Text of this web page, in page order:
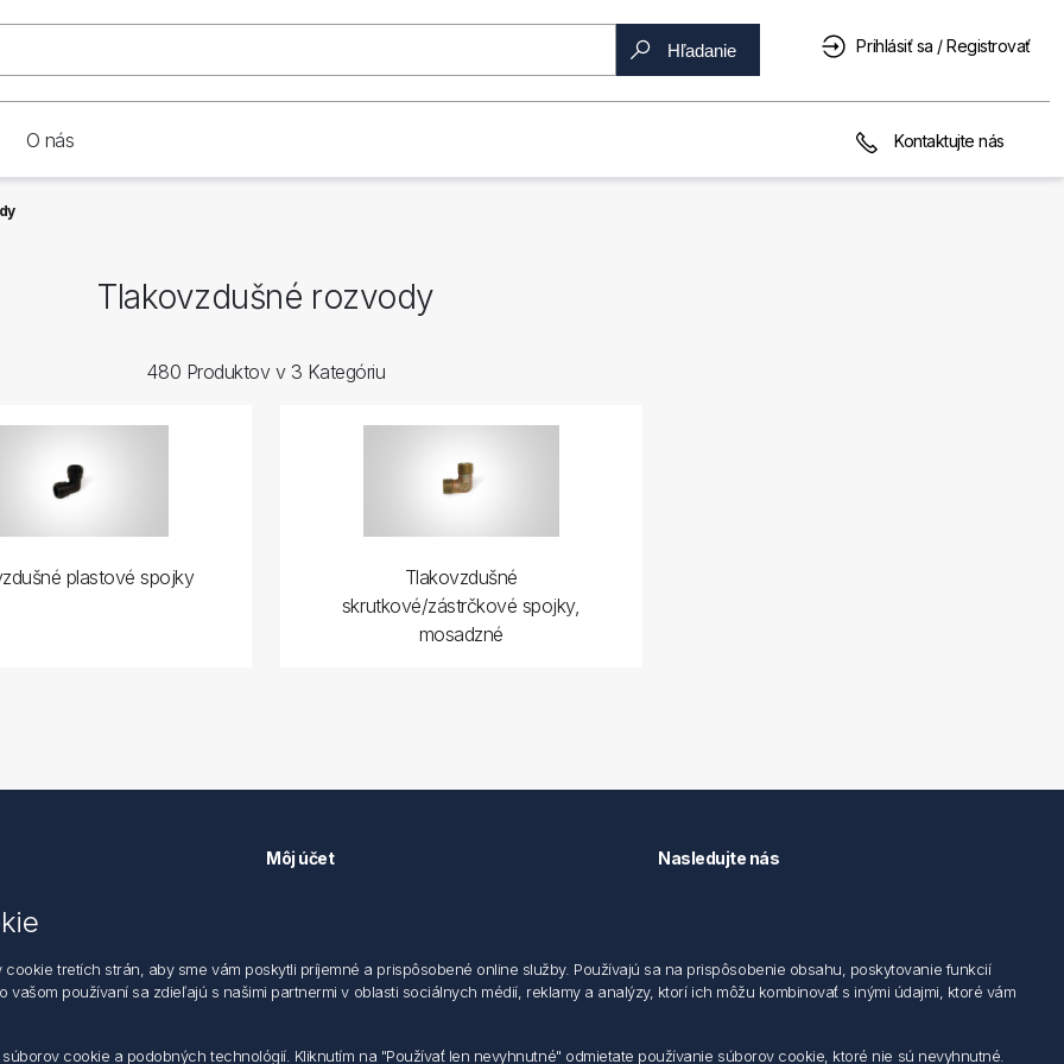
Hľadanie Prihlásiť sa / Registrovať
O nás Kontaktujte nás
Tlakovzdušné rozvody
480 Produktov v 3 Kategóriu
plastové spojky
Tlakovzdušné
skrutkové/zástrčkové spojky,
mosadzné
ochrane údajov
Môj účet Nasledujte nás
tretích strán, aby sme vám poskytli príjemné a prispôsobené online služby. Používajú sa na prispôsobenie obsahu, poskytovanie funkcií
používaní sa zdieľajú s našimi partnermi v oblasti sociálnych médií, reklamy a analýzy, ktorí ich môžu kombinovať s inými údajmi, ktoré vám
cookie a podobných technológií. Kliknutím na "Používať len nevyhnutné" odmietate používanie súborov cookie, ktoré nie sú nevyhnutné.